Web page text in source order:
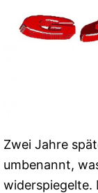
Zwei Jahre
umbenannt,
widerspiegelte.